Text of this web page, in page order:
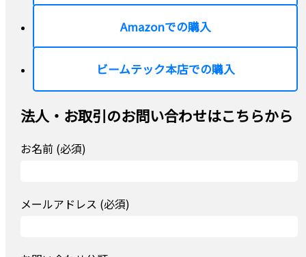
Amazonでの購入
ビームテック本店での購入
法人・お取引のお問い合わせはこちらから
お名前 (必須)
メールアドレス (必須)